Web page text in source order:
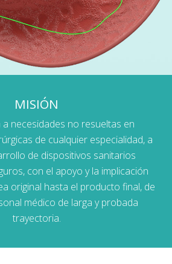
MISIÓN
necesidades no resueltas en
de cualquier especialidad, a
de dispositivos sanitarios
con el apoyo y la implicación
original hasta el producto final, de
médico de larga y probada
trayectoria.